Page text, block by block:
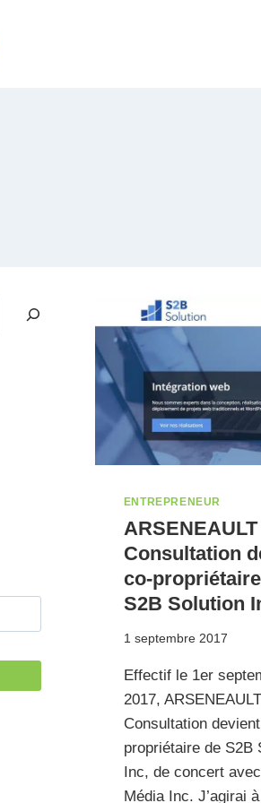
ENTREPRENEUR
ARSENEAULT
Consultation
co-
S2B Solution
1 septembre 2017
Effectif le 1er
2017, ARSENEAULT
Consultation
propriétaire de S2B
Inc, de concert
Média Inc. J’agirai